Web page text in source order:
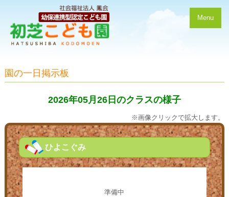
Menu
園の一日掲示板
2026年05月26日のクラスの様子
※画像クリックで拡大します。
ひよこぐみ
準備中